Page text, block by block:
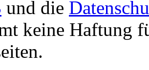
und die
keine Haftung